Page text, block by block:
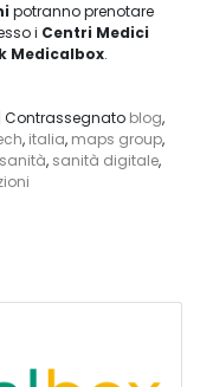
potranno prenotare
i Centri Medici
Medicalbox.
Contrassegnato blog,
, italia, maps group,
sanità, sanità digitale,